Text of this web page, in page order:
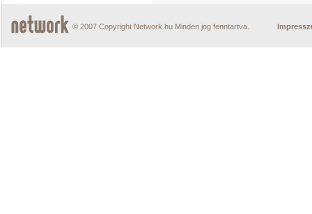
© 2007 Copyright Network.hu Minden jog fenntartva.